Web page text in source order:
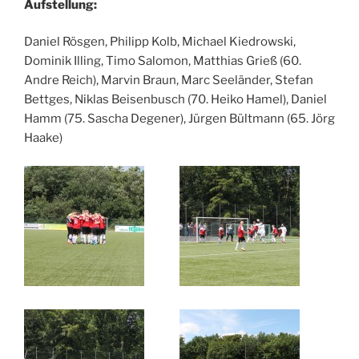
Aufstellung:
Daniel Rösgen, Philipp Kolb, Michael Kiedrowski,
Dominik Illing, Timo Salomon, Matthias Grieß (60.
Andre Reich), Marvin Braun, Marc Seeländer, Stefan
Bettges, Niklas Beisenbusch (70. Heiko Hamel), Daniel
Hamm (75. Sascha Degener), Jürgen Bültmann (65. Jörg
Haake)